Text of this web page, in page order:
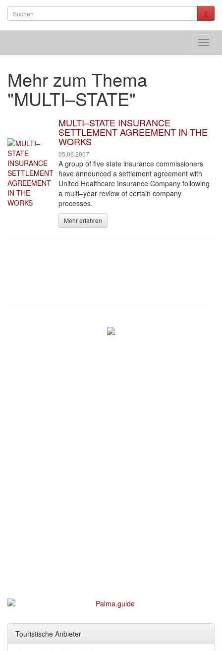
Mehr zum Thema
"MULTI–STATE"
MULTI–STATE INSURANCE
SETTLEMENT AGREEMENT IN THE
WORKS
05.06.2007
A group of five state insurance commissioners
have announced a settlement agreement with
United Healthcare Insurance Company following
a multi–year review of certain company
processes.
Mehr erfahren
Touristische Anbieter